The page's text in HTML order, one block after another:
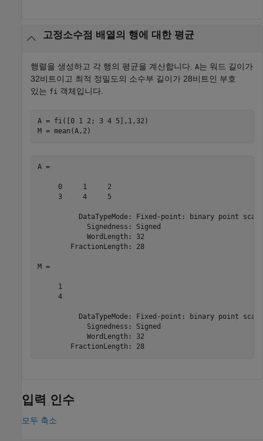
고정소수점 배열의 행에 대한 평균
행렬을 생성하고 각 행의 평균을 계산합니다. A는 워드 길이가
32비트이고 최적 정밀도의 소수부 길이가 28비트인 부호
있는 fi 객체입니다.
A = fi([0 1 2; 3 4 5],1,32)
M = mean(A,2)
A =
     0     1     2
     3     4     5
DataTypeMode: Fixed-point: binary point
            Signedness: Signed
            WordLength: 32
        FractionLength: 28
M =
     1
     4
DataTypeMode: Fixed-point: binary point
            Signedness: Signed
            WordLength: 32
        FractionLength: 28
입력 인수
모두 축소